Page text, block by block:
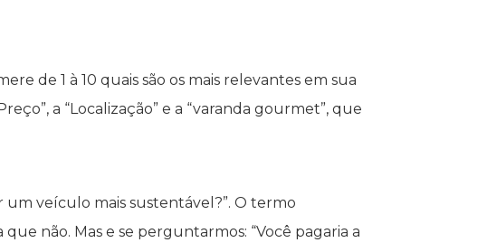
de 1 à 10 quais são os mais relevantes em sua
a “Localização” e a “varanda gourmet”, que
um veículo mais sustentável?”. O termo
não. Mas e se perguntarmos: “Você pagaria a